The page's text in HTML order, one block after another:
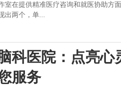
室在提供精准医疗咨询和就医协助方
出两个，单...
科医院：点亮心
服务